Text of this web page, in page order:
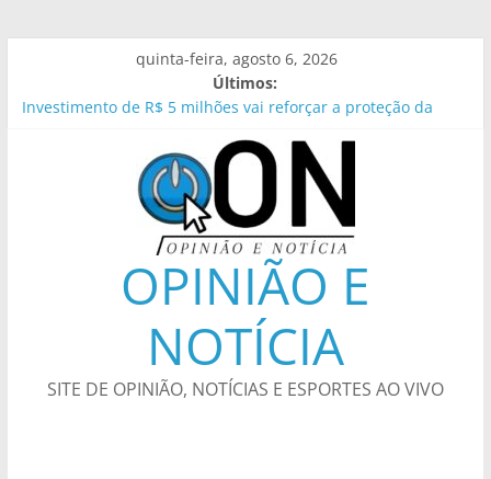
quinta-feira, agosto 6, 2026
Últimos:
Investimento de R$ 5 milhões vai reforçar a proteção da
Municipal de Bonito
Sicredi vai mudar o Visa Infinite? Entenda os rumores sobre
um possível Visa Infinite Privilege
Justiças Eleitoral e do Trabalho lançam campanha contra
Taça Palácio dos Tropeiros 2026 tem único jogo neste
domingo (9) – Agência de Notícias
Cidades do RS têm situação de emergência reconhecida
OPINIÃO E
NOTÍCIA
SITE DE OPINIÃO, NOTÍCIAS E ESPORTES AO VIVO